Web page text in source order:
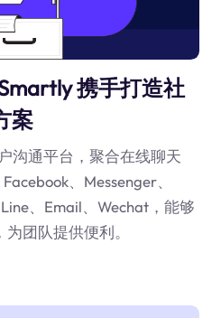
携手打造社
案
沟通平台，聚合在线聊天
、Messenger、
、Email、Wechat，能够
团队提供便利。